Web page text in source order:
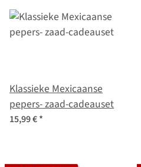
Klassieke Mexicaanse
pepers- zaad-cadeauset
15,99 €*